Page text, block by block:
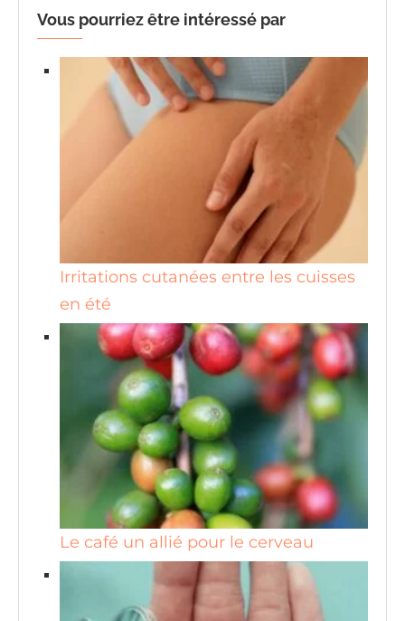
Vous pourriez être intéressé par
Irritations cutanées entre les cuisses
en été
Le café un allié pour le cerveau